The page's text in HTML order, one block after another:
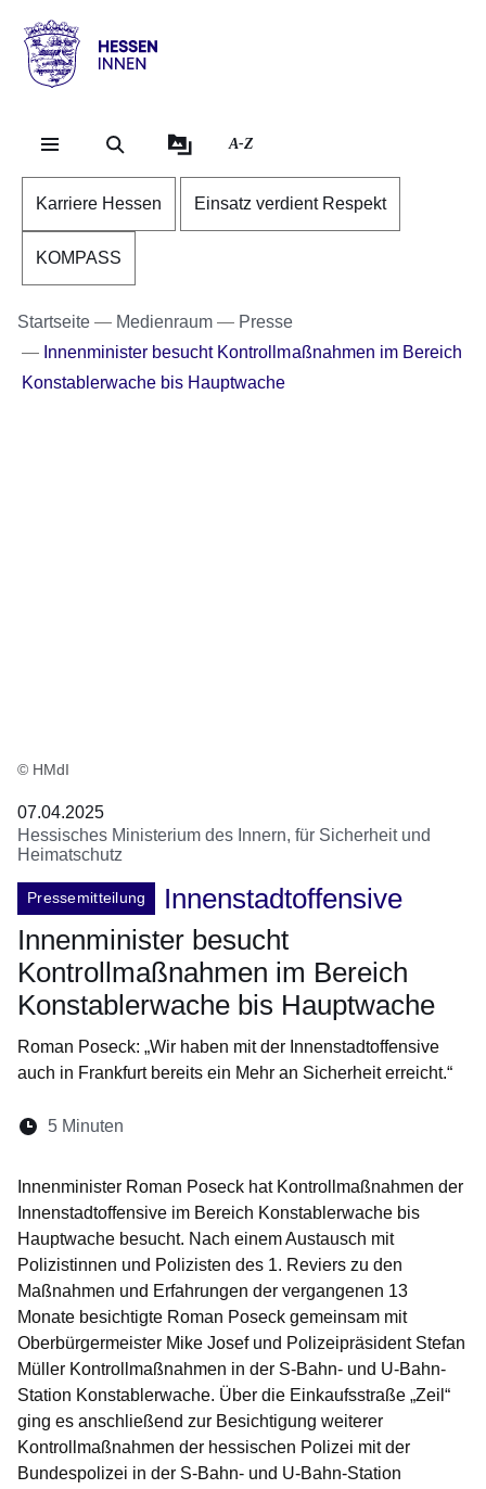
Hessen
Innen
A-Z
Karriere Hessen Einsatz verdient Respekt
KOMPASS
Startseite Medienraum
Presse
Innenminister besucht Kontrollmaßnahmen im Bereich
Konstablerwache bis Hauptwache
© HMdI
07.04.2025
Hessisches Ministerium des Innern, für Sicherheit und
Heimatschutz
Pressemitteilung
Innenstadtoffensive
Innenminister besucht
Kontrollmaßnahmen im Bereich
Konstablerwache bis Hauptwache
Roman Poseck: „Wir haben mit der Innenstadtoffensive
auch in Frankfurt bereits ein Mehr an Sicherheit erreicht.“
Lesedauer:
5 Minuten
Innenminister Roman Poseck hat Kontrollmaßnahmen der
Innenstadtoffensive im Bereich Konstablerwache bis
Hauptwache besucht. Nach einem Austausch mit
Polizistinnen und Polizisten des 1. Reviers zu den
Maßnahmen und Erfahrungen der vergangenen 13
Monate besichtigte Roman Poseck gemeinsam mit
Oberbürgermeister Mike Josef und Polizeipräsident Stefan
Müller Kontrollmaßnahmen in der S-Bahn- und U-Bahn-
Station Konstablerwache. Über die Einkaufsstraße „Zeil“
ging es anschließend zur Besichtigung weiterer
Kontrollmaßnahmen der hessischen Polizei mit der
Bundespolizei in der S-Bahn- und U-Bahn-Station